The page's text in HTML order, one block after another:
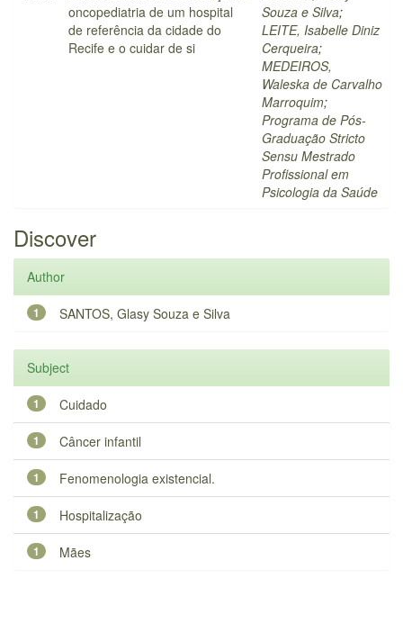
oncopediatria de um hospital
de referência da cidade do
Recife e o cuidar de si
Souza e Silva;
LEITE, Isabelle Diniz
Cerqueira;
MEDEIROS,
Waleska de Carvalho
Marroquim;
Programa de Pós-
Graduação Stricto
Sensu Mestrado
Profissional em
Psicologia da Saúde
Discover
Author
1 SANTOS, Glasy Souza e Silva
Subject
1 Cuidado
1 Câncer infantil
1 Fenomenologia existencial.
1 Hospitalização
1 Mães